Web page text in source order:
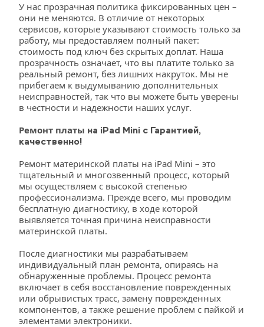
У нас прозрачная политика фиксированных цен –
они не меняются. В отличие от некоторых
сервисов, которые указывают стоимость только за
работу, мы предоставляем полный пакет:
стоимость под ключ без скрытых доплат. Наша
прозрачность означает, что вы платите только за
реальный ремонт, без лишних накруток. Мы не
прибегаем к выдумыванию дополнительных
неисправностей, так что вы можете быть уверены
в честности и надежности наших услуг.
Ремонт платы на iPad Mini с Гарантией,
качественно!
Ремонт материнской платы на iPad Mini – это
тщательный и многозвенный процесс, который
мы осуществляем с высокой степенью
профессионализма. Прежде всего, мы проводим
бесплатную диагностику, в ходе которой
выявляется точная причина неисправности
материнской платы.
После диагностики мы разрабатываем
индивидуальный план ремонта, опираясь на
обнаруженные проблемы. Процесс ремонта
включает в себя восстановление поврежденных
или обрывистых трасс, замену поврежденных
компонентов, а также решение проблем с пайкой и
элементами электроники.